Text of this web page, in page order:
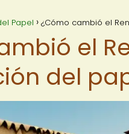
Papel ¿Cómo cambió el
el
del